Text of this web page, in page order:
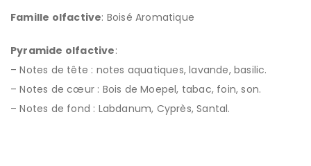
Famille olfactive: Boisé Aromatique
Pyramide olfactive:
– Notes de tête : notes aquatiques, lavande, basilic.
– Notes de cœur : Bois de Moepel, tabac, foin, son.
– Notes de fond : Labdanum, Cyprès, Santal.